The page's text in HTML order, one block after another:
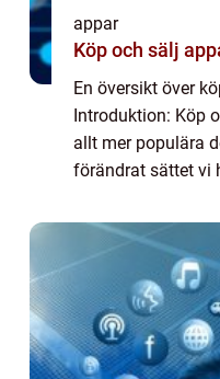
appar
Köp och sälj
En översikt över
Introduktion: Köp
allt mer populära
förändrat sättet vi
enkelt köpa och